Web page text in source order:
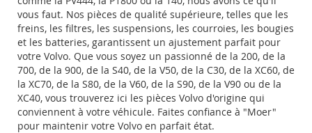
vous faut. Nos pièces de qualité supérieure, telles que les
freins, les filtres, les suspensions, les courroies, les bougies
et les batteries, garantissent un ajustement parfait pour
votre Volvo. Que vous soyez un passionné de la 200, de la
700, de la 900, de la S40, de la V50, de la C30, de la XC60, de
la XC70, de la S80, de la V60, de la S90, de la V90 ou de la
XC40, vous trouverez ici les pièces Volvo d'origine qui
conviennent à votre véhicule. Faites confiance à "Moer"
pour maintenir votre Volvo en parfait état.